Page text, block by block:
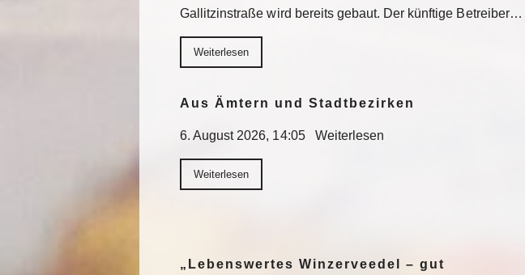
Gallitzinstraße wird bereits gebaut. Der künftige Betreiber…
Weiterlesen
Aus Ämtern und Stadtbezirken
6. August 2026, 14:05 Weiterlesen
Weiterlesen
„Lebenswertes Winzerveedel – gut